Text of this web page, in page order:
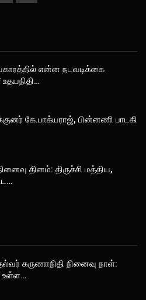
என்ன நடவடிக்கை
கே.பாக்யராஜ், பின்னணி பாடகி
தினம்: திருச்சி மத்திய,
கருணாநிதி நினைவு நாள்:
உள்ள…